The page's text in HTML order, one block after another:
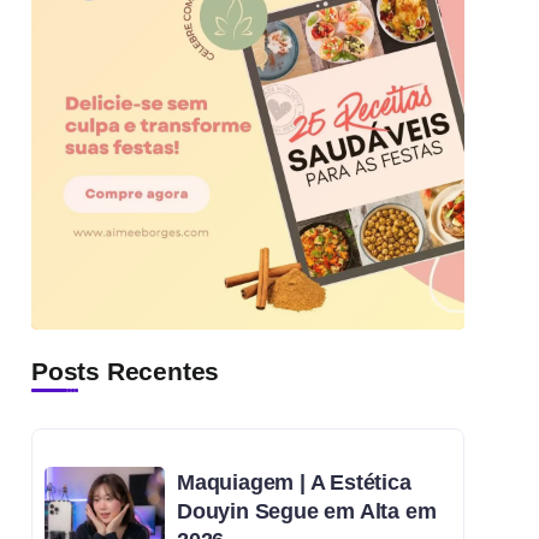
Posts Recentes
Maquiagem | A Estética
Douyin Segue em Alta em